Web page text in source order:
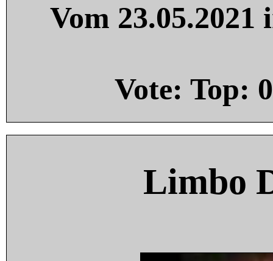
Vom
Vote: Top: 0
Limbo